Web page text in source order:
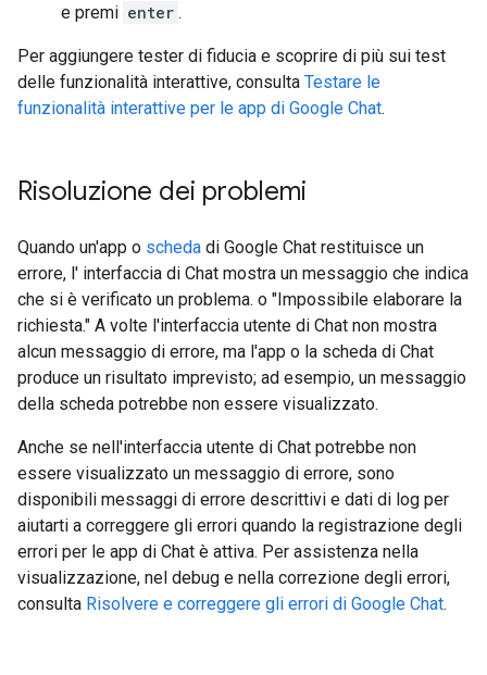
e premi enter .
Per aggiungere tester di fiducia e scoprire di più sui test
delle funzionalità interattive, consulta Testare le
funzionalità interattive per le app di Google Chat.
Risoluzione dei problemi
Quando un'app o scheda di Google Chat restituisce un
errore, l' interfaccia di Chat mostra un messaggio che indica
che si è verificato un problema. o "Impossibile elaborare la
richiesta." A volte l'interfaccia utente di Chat non mostra
alcun messaggio di errore, ma l'app o la scheda di Chat
produce un risultato imprevisto; ad esempio, un messaggio
della scheda potrebbe non essere visualizzato.
Anche se nell'interfaccia utente di Chat potrebbe non
essere visualizzato un messaggio di errore, sono
disponibili messaggi di errore descrittivi e dati di log per
aiutarti a correggere gli errori quando la registrazione degli
errori per le app di Chat è attiva. Per assistenza nella
visualizzazione, nel debug e nella correzione degli errori,
consulta Risolvere e correggere gli errori di Google Chat.